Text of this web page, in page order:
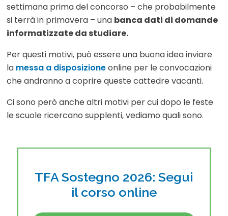
settimana prima del concorso – che probabilmente
si terrà in primavera – una banca dati di domande
informatizzate da studiare.
Per questi motivi, può essere una buona idea inviare
la messa a disposizioneonline per le convocazioni
che andranno a coprire queste cattedre vacanti.
Ci sono però anche altri motivi per cui dopo le feste
le scuole ricercano supplenti, vediamo quali sono.
TFA Sostegno 2026: Segui
il corso online